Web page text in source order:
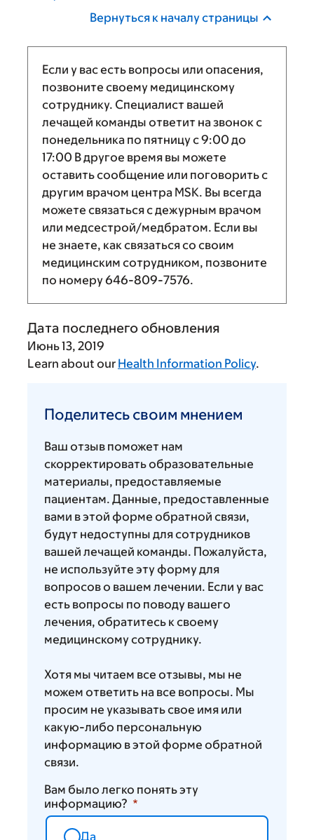
Вернуться к началу страницы
Если у вас есть вопросы или опасения,
позвоните своему медицинскому
сотруднику. Специалист вашей
лечащей команды ответит на звонок с
понедельника по пятницу с9:00 до
17:00 В другое время вы можете
оставить сообщение или поговорить с
другим врачом центра MSK. Вы всегда
можете связаться с дежурным врачом
или медсестрой/медбратом. Если вы
не знаете, как связаться со своим
медицинским сотрудником, позвоните
по номеру646-809-7576.
Дата последнего обновления
Июнь 13, 2019
Learn about our Health Information Policy.
своим
Поделитесь своим мнением
Ваш отзыв поможет нам
скорректировать образовательные
материалы, предоставляемые
пациентам. Данные, предоставленные
вами в этой форме обратной связи,
будут недоступны для сотрудников
вашей лечащей команды. Пожалуйста,
не используйте эту форму для
вопросов о вашем лечении. Если у вас
есть вопросы по поводу вашего
лечения, обратитесь к своему
медицинскому сотруднику.
Хотя мы читаем все отзывы, мы не
можем ответить на все вопросы. Мы
просим не указывать свое имя или
какую-либо персональную
информацию в этой форме обратной
связи.
Вам было легко понять эту
информацию?
Да